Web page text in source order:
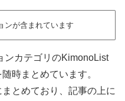
ンが含まれています
ンカテゴリのKimonoList
時まとめています。
とめており、記事の上に